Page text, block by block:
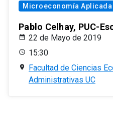
Microeconomía Aplicada
Pablo Celhay, PUC-
22 de Mayo de 2019
15:30
Facultad de Ciencias
Administrativas UC